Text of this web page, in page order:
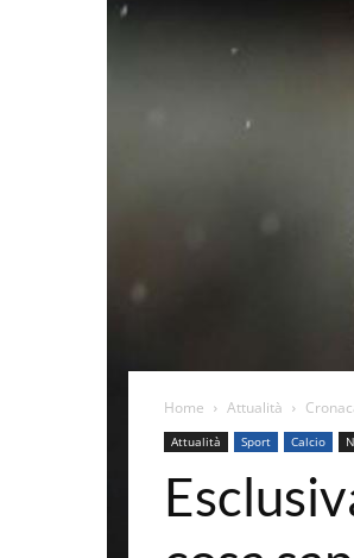
Home Attualità
Attualità Sport Calcio